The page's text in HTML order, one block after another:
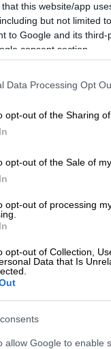
that this website/app
but not limited
to Google and its
consent section.
Data Processing Opt
opt-out of the Sharing
opt-out of the Sale of
opt-out of processing
opt-out of Collection,
Data that Is
allow Google to enable
δύο
οποίος
του
δεν
που
ισχυρίζεται
νόμο 4855/
είκοσι πέντε
έκτιση 19